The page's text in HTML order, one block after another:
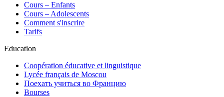
Cours – Enfants
Cours – Adolescents
Comment s'inscrire
Tarifs
Education
Coopération éducative et linguistique
Lycée français de Moscou
Поехать учиться во Францию
Bourses